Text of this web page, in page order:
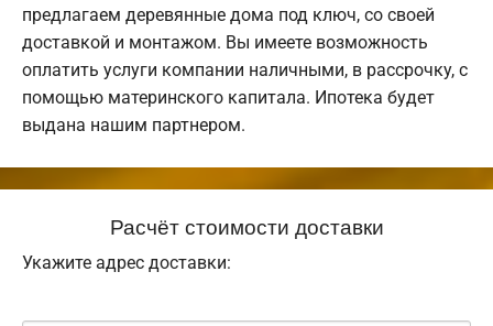
предлагаем деревянные дома под ключ, со своей
доставкой и монтажом. Вы имеете возможность
оплатить услуги компании наличными, в рассрочку, с
помощью материнского капитала. Ипотека будет
выдана нашим партнером.
Расчёт стоимости доставки
Укажите адрес доставки: